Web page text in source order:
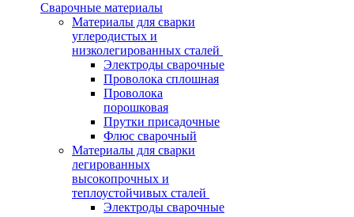
Сварочные материалы
Материалы для сварки
углеродистых и
низколегированных сталей
Электроды сварочные
Проволока сплошная
Проволока
порошковая
Прутки присадочные
Флюс сварочный
Материалы для сварки
легированных
высокопрочных и
теплоустойчивых сталей
Электроды сварочные